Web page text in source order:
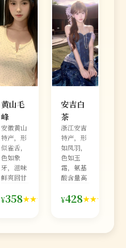
条
黄山毛
峰
安徽黄山
特产，形
似雀舌，
色如象
牙，滋味
鲜爽回甘
¥358★★★★★
条
安吉白
茶
浙江安吉
特产，形
如凤羽，
色如玉
霜，氨基
酸含量高
¥428★★★★★